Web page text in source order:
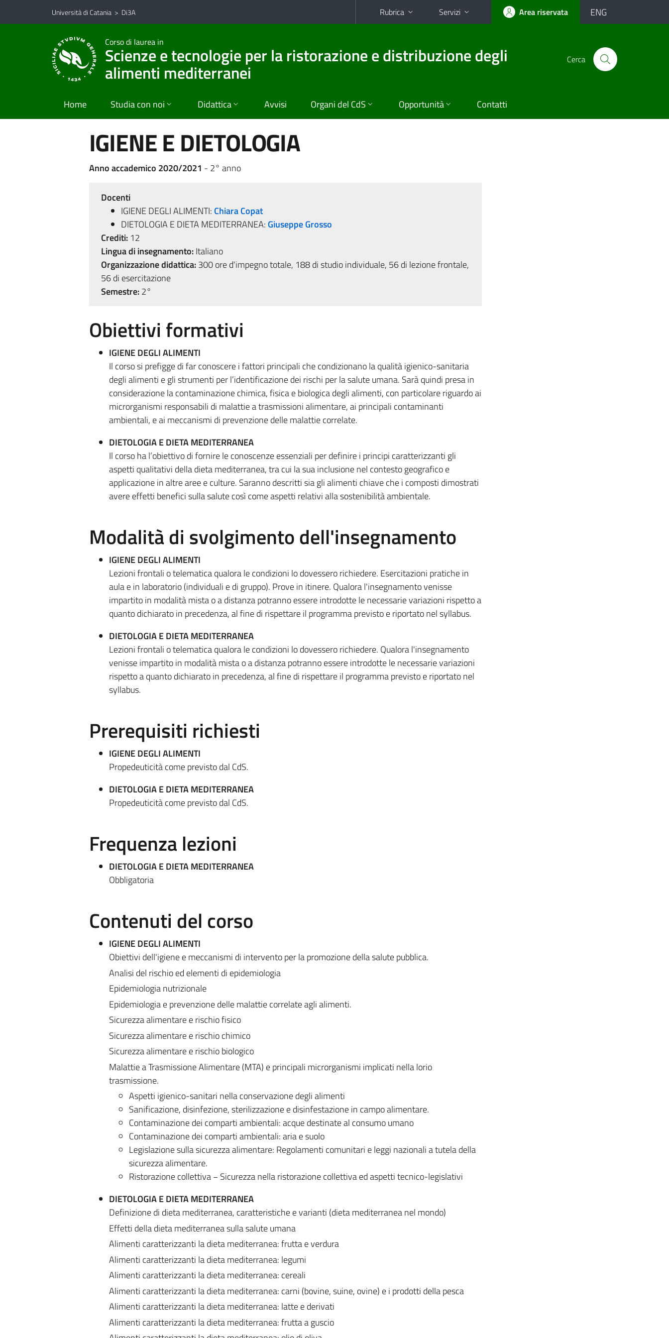
Vai al contenuto principale
Vai al menu di navigazione
Università di Catania > Di3A Rubrica Servizi Area riservata ENG
Corso di laurea in
Scienze e tecnologie per la ristorazione e distribuzione degli
alimenti mediterranei
Cerca
Home Studia con noi Didattica Avvisi Organi del CdS Opportunità Contatti
IGIENE E DIETOLOGIA
Anno accademico 2020/2021 - 2° anno
Docenti
IGIENE DEGLI ALIMENTI: Chiara Copat
DIETOLOGIA E DIETA MEDITERRANEA: Giuseppe Grosso
Crediti:12
Lingua di insegnamento:Italiano
Organizzazione didattica:300 ore d'impegno totale, 188 di studio individuale, 56 di lezione frontale,
56 di esercitazione
Semestre:2°
Obiettivi formativi
IGIENE DEGLI ALIMENTI
Il corso si prefigge di far conoscere i fattori principali che condizionano la qualità igienico-sanitaria
degli alimenti e gli strumenti per l’identificazione dei rischi per la salute umana. Sarà quindi presa in
considerazione la contaminazione chimica, fisica e biologica degli alimenti, con particolare riguardo ai
microrganismi responsabili di malattie a trasmissioni alimentare, ai principali contaminanti
ambientali, e ai meccanismi di prevenzione delle malattie correlate.
DIETOLOGIA E DIETA MEDITERRANEA
Il corso ha l’obiettivo di fornire le conoscenze essenziali per definire i principi caratterizzanti gli
aspetti qualitativi della dieta mediterranea, tra cui la sua inclusione nel contesto geografico e
applicazione in altre aree e culture. Saranno descritti sia gli alimenti chiave che i composti dimostrati
avere effetti benefici sulla salute così come aspetti relativi alla sostenibilità ambientale.
Modalità di svolgimento dell'insegnamento
IGIENE DEGLI ALIMENTI
Lezioni frontali o telematica qualora le condizioni lo dovessero richiedere. Esercitazioni pratiche in
aula e in laboratorio (individuali e di gruppo). Prove in itinere. Qualora l'insegnamento venisse
impartito in modalità mista o a distanza potranno essere introdotte le necessarie variazioni rispetto a
quanto dichiarato in precedenza, al fine di rispettare il programma previsto e riportato nel syllabus.
DIETOLOGIA E DIETA MEDITERRANEA
Lezioni frontali o telematica qualora le condizioni lo dovessero richiedere. Qualora l'insegnamento
venisse impartito in modalità mista o a distanza potranno essere introdotte le necessarie variazioni
rispetto a quanto dichiarato in precedenza, al fine di rispettare il programma previsto e riportato nel
syllabus.
Prerequisiti richiesti
IGIENE DEGLI ALIMENTI
Propedeuticità come previsto dal CdS.
DIETOLOGIA E DIETA MEDITERRANEA
Propedeuticità come previsto dal CdS.
Frequenza lezioni
DIETOLOGIA E DIETA MEDITERRANEA
Obbligatoria
Contenuti del corso
IGIENE DEGLI ALIMENTI
Obiettivi dell'igiene e meccanismi di intervento per la promozione della salute pubblica.
Analisi del rischio ed elementi di epidemiologia
Epidemiologia nutrizionale
Epidemiologia e prevenzione delle malattie correlate agli alimenti.
Sicurezza alimentare e rischio fisico
Sicurezza alimentare e rischio chimico
Sicurezza alimentare e rischio biologico
Malattie a Trasmissione Alimentare (MTA) e principali microrganismi implicati nella lorio
trasmissione.
Aspetti igienico-sanitari nella conservazione degli alimenti
Sanificazione, disinfezione, sterilizzazione e disinfestazione in campo alimentare.
Contaminazione dei comparti ambientali: acque destinate al consumo umano
Contaminazione dei comparti ambientali: aria e suolo
Legislazione sulla sicurezza alimentare: Regolamenti comunitari e leggi nazionali a tutela della
sicurezza alimentare.
Ristorazione collettiva − Sicurezza nella ristorazione collettiva ed aspetti tecnico-legislativi
DIETOLOGIA E DIETA MEDITERRANEA
Definizione di dieta mediterranea, caratteristiche e varianti (dieta mediterranea nel mondo)
Effetti della dieta mediterranea sulla salute umana
Alimenti caratterizzanti la dieta mediterranea: frutta e verdura
Alimenti caratterizzanti la dieta mediterranea: legumi
Alimenti caratterizzanti la dieta mediterranea: cereali
Alimenti caratterizzanti la dieta mediterranea: carni (bovine, suine, ovine) e i prodotti della pesca
Alimenti caratterizzanti la dieta mediterranea: latte e derivati
Alimenti caratterizzanti la dieta mediterranea: frutta a guscio